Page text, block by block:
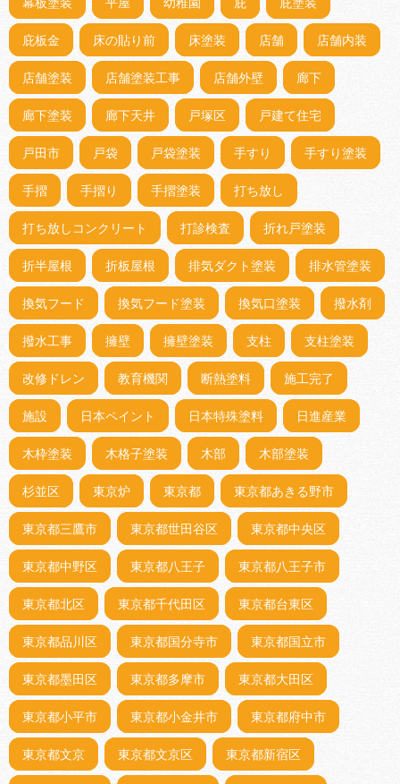
幕板塗装 平屋 幼稚園 庇 庇塗装
庇板金 床の貼り前 床塗装 店舗 店舗内装
店舗塗装 店舗塗装工事 店舗外壁 廊下
廊下塗装 廊下天井 戸塚区 戸建て住宅
戸田市 戸袋 戸袋塗装 手すり 手すり塗装
手摺 手摺り 手摺塗装 打ち放し
打ち放しコンクリート 打診検査 折れ戸塗装
折半屋根 折板屋根 排気ダクト塗装 排水管塗装
換気フード 換気フード塗装 換気口塗装 撥水剤
撥水工事 擁壁 擁壁塗装 支柱 支柱塗装
改修ドレン 教育機関 断熱塗料 施工完了
施設 日本ペイント 日本特殊塗料 日進産業
木枠塗装 木格子塗装 木部 木部塗装
杉並区 東京炉 東京都 東京都あきる野市
東京都三鷹市 東京都世田谷区 東京都中央区
東京都中野区 東京都八王子 東京都八王子市
東京都北区 東京都千代田区 東京都台東区
東京都品川区 東京都国分寺市 東京都国立市
東京都墨田区 東京都多摩市 東京都大田区
東京都小平市 東京都小金井市 東京都府中市
東京都文京 東京都文京区 東京都新宿区